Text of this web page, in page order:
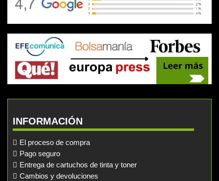
INFORMACIÓN
El proceso de compra
Pago seguro
Entrega de cartuchos de tinta y toner
Cambios y devoluciones